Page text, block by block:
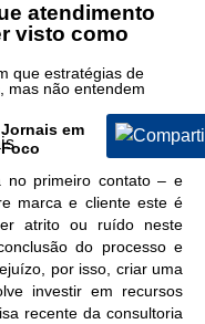
atendimento
visto como
que estratégias de
mas não entendem
Jornais em
Foco
no primeiro contato – e
marca e cliente este é
atrito ou ruído neste
do processo e
por isso, criar uma
investir em recursos
recente da consultoria